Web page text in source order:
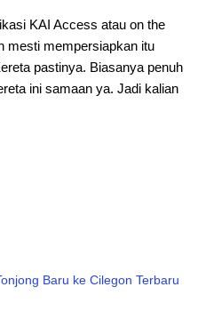
KAI Access atau on the
mesti mempersiapkan itu
pastinya. Biasanya penuh
ini samaan ya. Jadi kalian
Baru ke Cilegon Terbaru